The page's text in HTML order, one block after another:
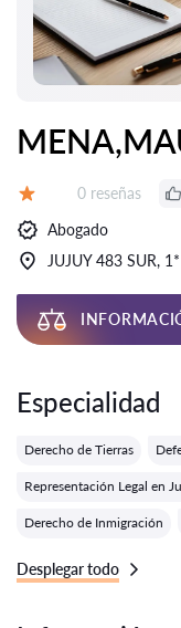
Número de
0 reseñas
Abogado
JUJUY 483 SUR,
Especialidad
Derecho de Tierras
Representación Legal en
Derecho de Inmigración
Desplegar todo